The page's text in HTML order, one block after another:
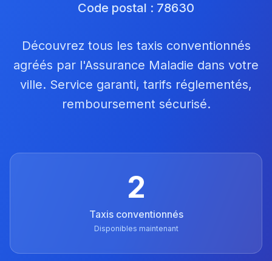
Code postal : 78630
Découvrez tous les taxis conventionnés
agréés par l'Assurance Maladie dans votre
ville. Service garanti, tarifs réglementés,
remboursement sécurisé.
2
Taxis conventionnés
Disponibles maintenant